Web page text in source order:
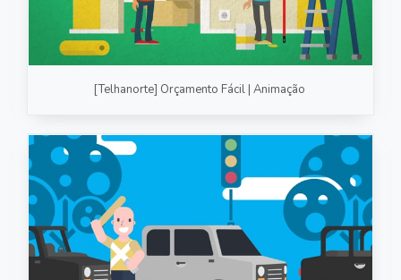
[Telhanorte] Orçamento Fácil | Animação